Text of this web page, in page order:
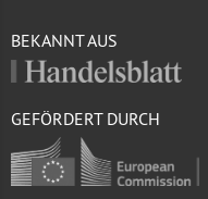
BEKANNT AUS
GEFÖRDERT DURCH